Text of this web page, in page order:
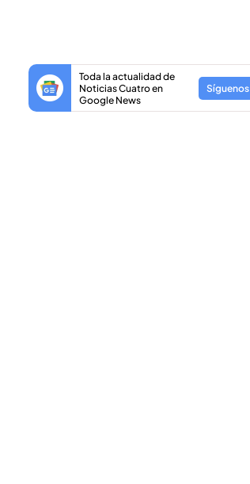
Toda la actualidad de
Noticias Cuatro en
Google News
Síguenos